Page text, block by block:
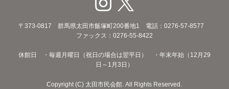
〒373‐0817 群馬県太田市飯塚町200番地1 電話：0276-57-8577
ファックス：0276-55-8422
休館日 ・毎週月曜日（祝日の場合は翌平日） ・年末年始（12月29
日～1月3日）
Copyright (C) 太田市民会館. All Rights Reserved.